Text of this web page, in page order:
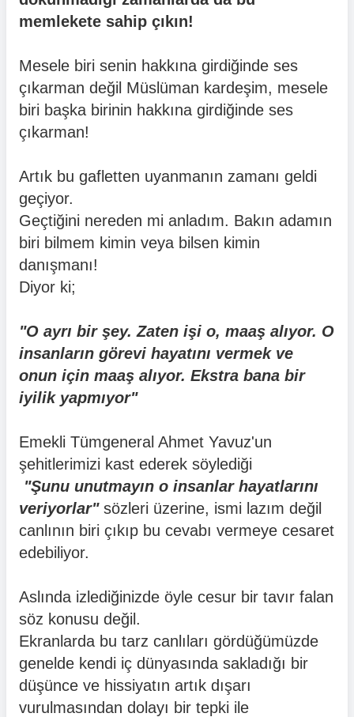
memlekete sahip çıkın!
Mesele biri senin hakkına girdiğinde ses
çıkarman değil Müslüman kardeşim, mesele
biri başka birinin hakkına girdiğinde ses
çıkarman!
Artık bu gafletten uyanmanın zamanı geldi
geçiyor.
Geçtiğini nereden mi anladım. Bakın adamın
biri bilmem kimin veya bilsen kimin
danışmanı!
Diyor ki;
"O ayrı bir şey. Zaten işi o, maaş alıyor. O
insanların görevi hayatını vermek ve
onun için maaş alıyor. Ekstra bana bir
iyilik yapmıyor"
Emekli Tümgeneral Ahmet Yavuz'un
şehitlerimizi kast ederek söylediği
"Şunu unutmayın o insanlar hayatlarını
veriyorlar"sözleri üzerine, ismi lazım değil
canlının biri çıkıp bu cevabı vermeye cesaret
edebiliyor.
Aslında izlediğinizde öyle cesur bir tavır falan
söz konusu değil.
Ekranlarda bu tarz canlıları gördüğümüzde
genelde kendi iç dünyasında sakladığı bir
düşünce ve hissiyatın artık dışarı
vurulmasından dolayı bir tepki ile